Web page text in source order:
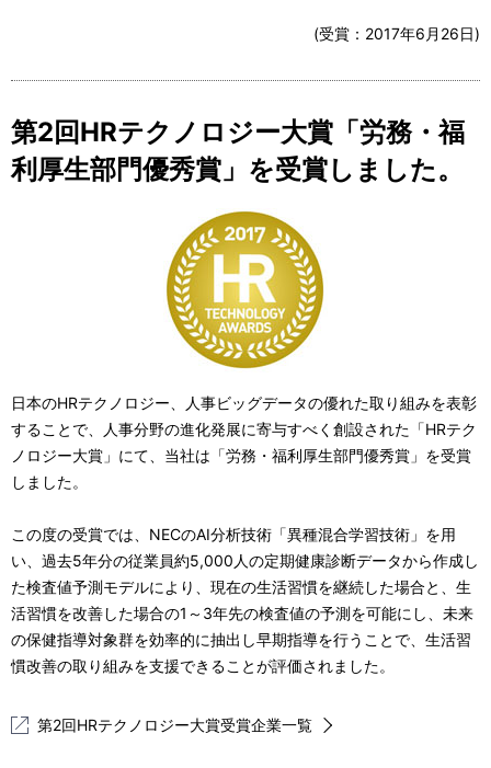
(受賞： 2017年6月26日)
第2回HRテクノロジー大賞「労務・福
利厚生部門優秀賞」を受賞しました。
日本のHRテクノロジー、人事ビッグデータの優れた取り組みを表彰
することで、人事分野の進化発展に寄与すべく創設された「HRテク
ノロジー大賞」にて、当社は「労務・福利厚生部門優秀賞」を受賞
しました。
この度の受賞では、NECのAI分析技術「異種混合学習技術」を用
い、過去5年分の従業員約5,000人の定期健康診断データから作成し
た検査値予測モデルにより、現在の生活習慣を継続した場合と、生
活習慣を改善した場合の1～3年先の検査値の予測を可能にし、未来
の保健指導対象群を効率的に抽出し早期指導を行うことで、生活習
慣改善の取り組みを支援できることが評価されました。
第2回HRテクノロジー大賞受賞企業一覧